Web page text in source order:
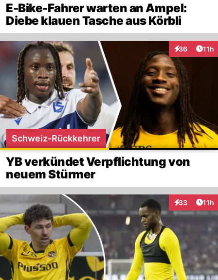
E-Bike-Fahrer warten an Ampel:
Diebe klauen Tasche aus Körbli
36
Interaktionen
11h
Schweiz-Rückkehrer
YB verkündet Verpflichtung von
neuem Stürmer
33
Interaktionen
11h